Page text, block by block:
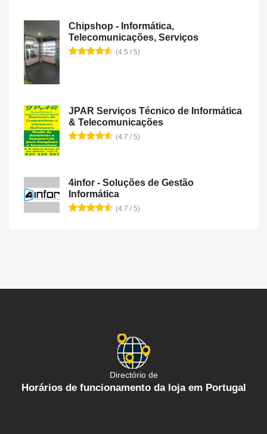
Chipshop - Informática,
Telecomunicações, Serviços
(4.5 / 5)
JPAR Serviços Técnico de Informática
& Telecomunicações
(4.7 / 5)
4infor - Soluções de Gestão
Informática
(4.7 / 5)
Directório de
Horários de funcionamento da loja em Portugal